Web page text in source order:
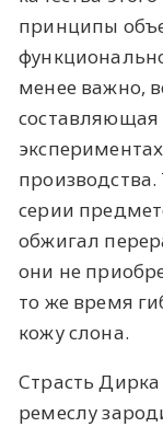
принципы
менее важно,
составляющая
серии
обжигал
они не
то же время
кожу слона.
Страсть
ремеслу